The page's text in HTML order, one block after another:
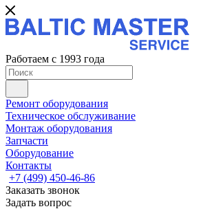
Работаем с 1993 года
Ремонт оборудования
Техническое обслуживание
Монтаж оборудования
Запчасти
Оборудование
Контакты
+7 (499) 450-46-86
Заказать звонок
Задать вопрос